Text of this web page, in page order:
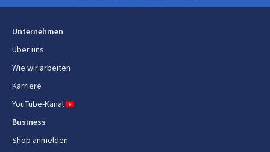
Logistikdaten
Menge pro Packung
Energie
Leistung
AC Eingangsspannung
AC Eingangsfrequenz
Unternehmen
Über uns
Wie wir arbeiten
Karriere
YouTube-Kanal
Business
Shop anmelden